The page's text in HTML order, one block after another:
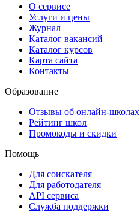
О сервисе
Услуги и цены
Журнал
Каталог вакансий
Каталог курсов
Карта сайта
Контакты
Образование
Отзывы об онлайн-школах
Рейтинг школ
Промокоды и скидки
Помощь
Для соискателя
Для работодателя
API сервиса
Служба поддержки